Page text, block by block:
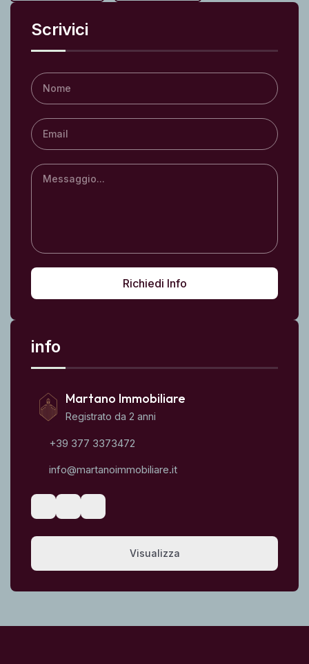
Scrivici
Richiedi Info
info
Martano Immobiliare
Registrato da 2 anni
+39 377 3373472
info@martanoimmobiliare.it
Visualizza